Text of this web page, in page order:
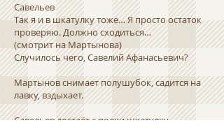
Савельев
Так я и в шкатулку тоже… Я просто остаток
проверяю. Должно сходиться…
(смотрит на Мартынова)
Случилось чего, Савелий Афанасьевич?
Мартынов снимает полушубок, садится на
лавку, вздыхает.
Савельев достаёт с полки шкатулку,